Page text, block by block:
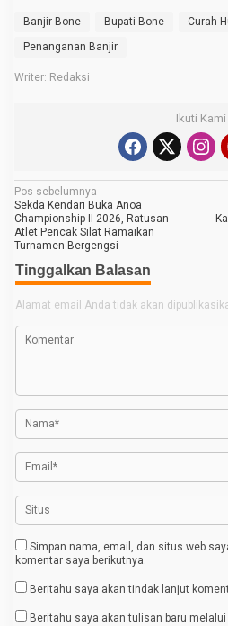
Banjir Bone Bupati Bone Curah
Penanganan Banjir
Writer: Redaksi
Ikuti Kami
N
a
v
i
g
a
o
s
Pos sebelumnya
Sekda Kendari Buka Anoa
Championship II 2026, Ratusan
Atlet Pencak Silat Ramaikan
Turnamen Bergengsi
Tinggalkan Balasan
Alamat email Anda tidak akan
Simpan nama, email, dan situs web
komentar saya berikutnya.
Beritahu saya akan tindak lanjut
Beritahu saya akan tulisan baru melalui